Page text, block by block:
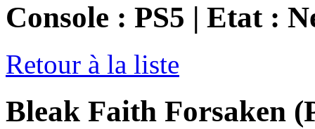
Console : PS5 | Etat :
Retour à la liste
Bleak Faith Forsaken